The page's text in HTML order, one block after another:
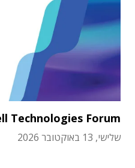
Technologies Forum
שלישי, 13 באוקטובר 2026